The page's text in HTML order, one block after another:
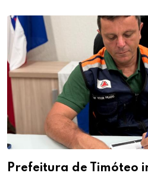
Prefeitura de Timóteo